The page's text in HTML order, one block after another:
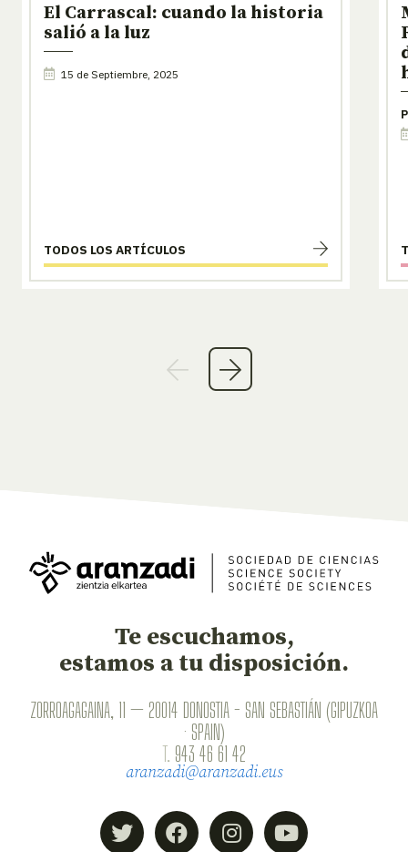
El Carrascal: cuando la historia
salió a la luz
15 de Septiembre, 2025
TODOS LOS ARTÍCULOS
Te escuchamos,
estamos a tu disposición.
ZORROAGAGAINA, 11 — 20014 DONOSTIA - SAN SEBASTIÁN (GIPUZKOA
· SPAIN)
T. 943 46 61 42
aranzadi@aranzadi.eus